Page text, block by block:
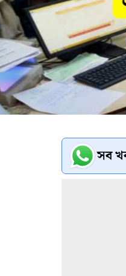
সব